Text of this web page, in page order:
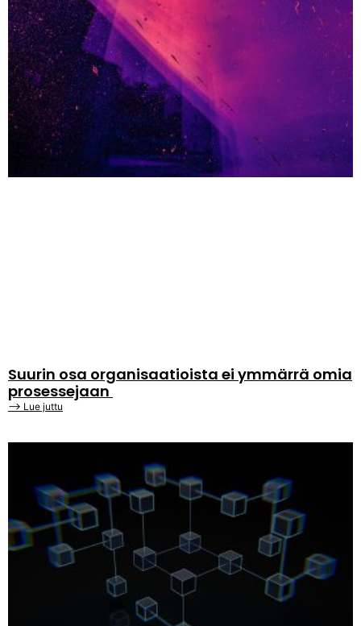
Suurin osa organisaatioista ei ymmärrä omia
prosessejaan
⟶ Lue juttu